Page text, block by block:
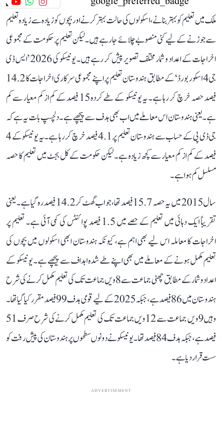
ملک میں تعلیم کو بہتر بنانے، اسکولوں کی حالت بہتر کرنے اور بچوں کو زیادہ سے زیادہ تعلیم
سے جوڑنے کے لیے کئی منصوبے چلائے جا رہے ہیں۔ لیکن تعلیم پر حکومت کے مجموعی
اخراجات کے اعداد و شمار مختلف تصویر پیش کر رہے ہیں۔ یونیسکو کی 2026 ’ایس ڈی
جی 4 اسکور بورڈ‘ کے مطابق ہندوستان تعلیم پر اپنے مجموعی سرکاری اخراجات کا 14.2
فیصد حصہ خرچ کر رہا ہے۔ یہ یونیسکو کے طے کردہ 15 فیصد کے کم از کم معیار سے کم
ہے۔ یعنی ہندوستان اس معاملے میں اب بھی ہدف سے پیچھے ہے۔ دلچسپ بات یہ ہے کہ
جی ڈی پی کے حساب سے ہندوستان تعلیم پر 4.1 فیصد خرچ کر رہا ہے۔ یہ یونیسکو کے 4
فیصد کے کم از کم معیار سے کچھ زیادہ ہے۔ لیکن حکومت کے کل بجٹ میں تعلیم کا حصہ
مسلسل کم ہوا ہے۔
سال 2015 میں یہ حصہ 15.7 فیصد تھا، جو اب گھٹ کر 14.2 فیصد رہ گیا ہے۔ یعنی
تقریباً ایک دہائی میں تعلیم کے حصے میں 1.5 فیصد پوائنٹس کی کمی آئی ہے۔ تعلیم پر
اخراجات کا معاملہ اس لیے بھی اہم ہے، کیونکہ ہندوستان ابھی اسکولوں میں بچوں کی
تعلیم مکمل ہونے کے معاملے میں بھی اپنے طے شدہ اہداف سے پیچھے ہے۔ یونیسکو کے
اعداد و شمار کے مطابق چھٹی جماعت سے 8ویں جماعت تک کی تعلیم مکمل کرنے کی شرح
ہندوستان میں 86 فیصد ہے، جبکہ 2025 کے لیے قومی ہدف 99 فیصد مقرر کیا گیا تھا۔
وہیں 9ویں جماعت سے 12ویں جماعت تک کی تعلیم مکمل کرنے کی شرح صرف 51
فیصد ہے، جبکہ ہدف 84 فیصد تھا۔ یونیسکو نے دونوں سطحوں پر ہندوستان کی پیش رفت کو
سست قرار دیا ہے۔
ADVERTISEMENT